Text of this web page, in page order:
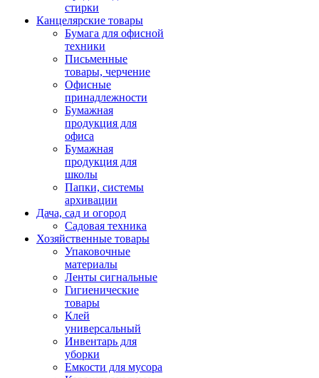
стирки
Канцелярские товары
Бумага для офисной
техники
Письменные
товары, черчение
Офисные
принадлежности
Бумажная
продукция для
офиса
Бумажная
продукция для
школы
Папки, системы
архивации
Дача, сад и огород
Садовая техника
Хозяйственные товары
Упаковочные
материалы
Ленты сигнальные
Гигиенические
товары
Клей
универсальный
Инвентарь для
уборки
Емкости для мусора